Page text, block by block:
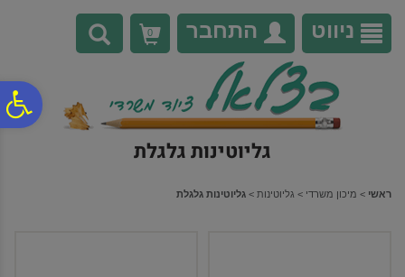
נגישות
אתר
המרכזי
ניווט התחבר 0
גליוטינות גלגלת
ראשי > מיכון משרדי > גליוטינות > גליוטינות גלגלת